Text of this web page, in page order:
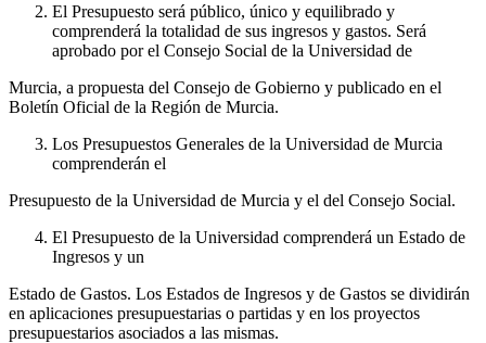
El Presupuesto será público, único y equilibrado y
comprenderá la totalidad de sus ingresos y gastos. Será
aprobado por el Consejo Social de la Universidad de
Murcia, a propuesta del Consejo de Gobierno y publicado en el
Boletín Oficial de la Región de Murcia.
Los Presupuestos Generales de la Universidad de Murcia
comprenderán el
Presupuesto de la Universidad de Murcia y el del Consejo Social.
El Presupuesto de la Universidad comprenderá un Estado de
Ingresos y un
Estado de Gastos. Los Estados de Ingresos y de Gastos se dividirán
en aplicaciones presupuestarias o partidas y en los proyectos
presupuestarios asociados a las mismas.